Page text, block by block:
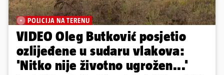
POLICIJA NA TERENU
VIDEO Oleg Butković posjetio
ozlijeđene u sudaru vlakova:
'Nitko nije životno ugrožen...'